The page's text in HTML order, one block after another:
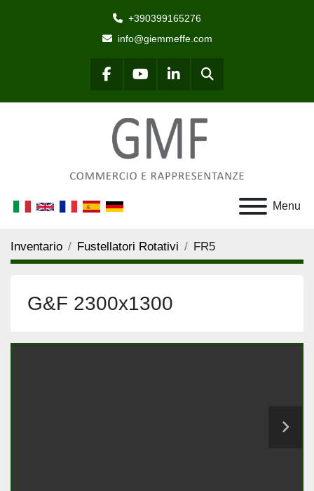
+390399165276
info@giemmeffe.com
facebookyoutubelinkedinCerca
Menu
Inventario Fustellatori Rotativi FR5
G&F 2300x1300